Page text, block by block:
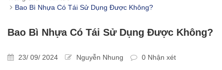
Bao Bì Nhựa Có Tái Sử Dụng Được Không?
Bao Bì Nhựa Có Tái Sử Dụng Được Không?
23/ 09/ 2024 Nguyễn Nhung 0 Nhận xét